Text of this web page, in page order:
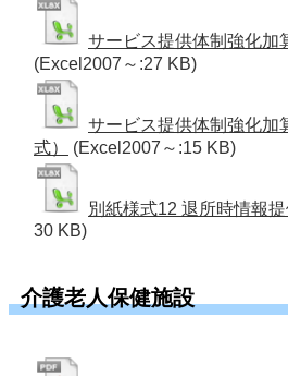
サービス提供体制強化加
(Excel2007～:27 KB)
サービス提供体制強化加
式）
(Excel2007～:15 KB)
別紙様式12 退所時情報提
30 KB)
介護老人保健施設